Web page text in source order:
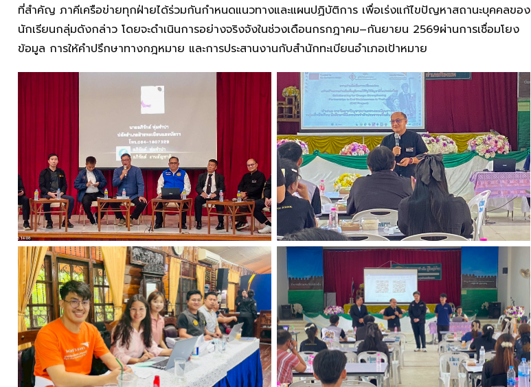
ที่สำคัญ ภาคีเครือข่ายทุกฝ่ายได้ร่วมกันกำหนดแนวทางและแผนปฏิบัติการ เพื่อเร่งแก้ไขปัญหาสถานะบุคคลของ
นักเรียนกลุ่มดังกล่าว โดยจะดำเนินการอย่างจริงจังในช่วงเดือนกรกฎาคม–กันยายน 2569ผ่านการเชื่อมโยง
ข้อมูล การให้คำปรึกษาทางกฎหมาย และการประสานงานกับสำนักทะเบียนอำเภอเป้าหมาย